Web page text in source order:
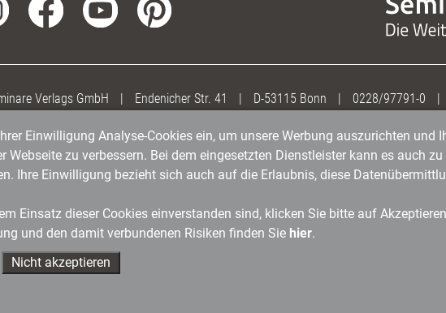
Verlags GmbH | Endenicher Str. 41 | D-53115 Bonn | 0228/97791-0 |
Einwilligung Analyse-Cookies ein, um unsere Werbung auszurichten und
Webseite zu verbessern. Bei dem eingesetzten Dienstleister kann es auch
Ihre Einwilligung bezieht sich auch auf die Erlaubnis, diese
Einsatz dieser Cookies einverstanden sind, klicken Sie bitte auf
und den damit verbundenen Risiken finden Sie hier.
Nicht akzeptieren